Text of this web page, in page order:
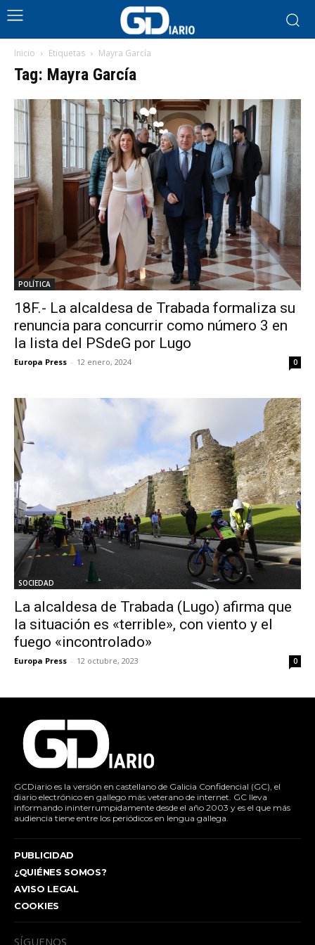
Inicio Etiquetas Mayra García
Tag: Mayra García
POLÍTICA
18F.- La alcaldesa de Trabada formaliza su
renuncia para concurrir como número 3 en
la lista del PSdeG por Lugo
Europa Press - 12 enero, 2024 0
SOCIEDAD
La alcaldesa de Trabada (Lugo) afirma que
la situación es «terrible», con viento y el
fuego «incontrolado»
Europa Press - 12 octubre, 2023 0
GCDiario es la versión en castellano de Galicia Confidencial (GC), el
diario electrónico en gallego más veterano de internet. GC lleva
informando ininterrumpidamente desde el año 2003 y es el que más
audiencia tiene entre los periódicos en lengua gallega.
PUBLICIDAD
¿QUIÉNES SOMOS?
AVISO LEGAL
COOKIES
SÍGUENOS